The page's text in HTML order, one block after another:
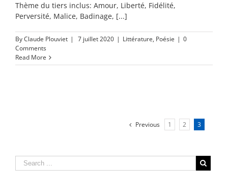
Thème du tiers inclus: Amour, Liberté, Fidélité,
Perversité, Malice, Badinage, [...]
ByClaude Plouviet | 7 juillet 2020 | Littérature, Poésie | 0
Comments
Read More
Previous 1 2 3